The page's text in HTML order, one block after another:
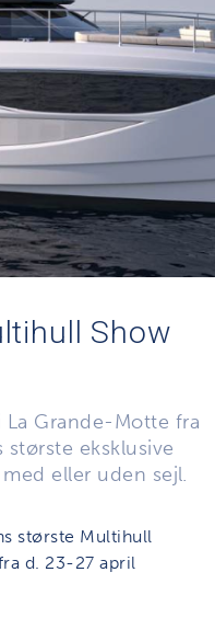
Show
Grande-Motte fra
største eksklusive
eller uden sejl.
største Multihull
d. 23-27 april